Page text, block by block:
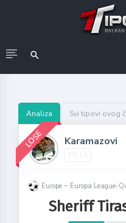
Analiza Svi tipovi ovog
LOSE Karamazovi
Europe ~ Europa League-
Sheriff